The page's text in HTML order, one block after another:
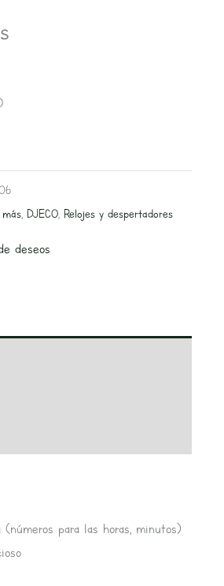
, DJECO, Relojes y despertadores
deseos
(números para las horas, minutos)